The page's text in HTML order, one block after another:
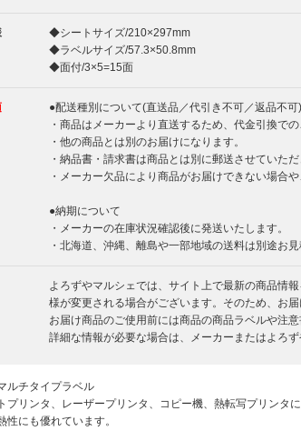
◆シートサイズ/210×297mm
◆ラベルサイズ/57.3×50.8mm
◆面付/3×5=15面
●配送種別について(直送品／代引き不可／返品不可)
・商品はメーカーより直送するため、代金引換で
・他の商品とは別のお届けになります。
・納品書・請求書は商品とは別に郵送させていただ
・メーカー欠品により商品がお届けできない場合
●納期について
・メーカーの在庫状況確認後に発送いたします。
・北海道、沖縄、離島や一部地域の送料は別途お見
よろずやマルシェでは、サイト上で最新の商品情
様が変更される場合がございます。そのため、お
お届け商品のご使用前には商品の商品ラベルや注
詳細な情報が必要な場合は、メーカーまたはよろ
ルチタイプラベル
プリンタ、レーザープリンタ、コピー機、熱転写プリンタ
性にも優れています。